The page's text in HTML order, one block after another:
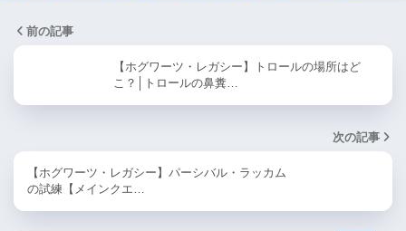
前の記事
【ホグワーツ・レガシー】トロールの場所はど
こ？│トロールの鼻糞…
次の記事
【ホグワーツ・レガシー】パーシバル・ラッカム
の試練【メインクエ…